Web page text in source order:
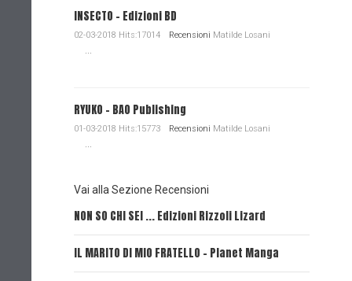
INSECTO - Edizioni BD
02-03-2018 Hits:17014 Recensioni Matilde Losani
...
RYUKO - BAO Publishing
01-03-2018 Hits:15773 Recensioni Matilde Losani
...
Vai alla Sezione Recensioni
NON SO CHI SEI ... Edizioni Rizzoli Lizard
IL MARITO DI MIO FRATELLO - Planet Manga